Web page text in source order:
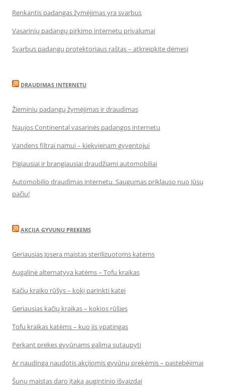
Renkantis padangas žymėjimas yra svarbus
Vasarinių padangų pirkimo internetu privalumai
Svarbus padangų protektoriaus raštas – atkreipkite dėmesį
DRAUDIMAS INTERNETU
Žieminių padangų žymėjimas ir draudimas
Naujos Continental vasarinės padangos internetu
Vandens filtrai namui – kiekvienam gyventojui
Pigiausiai ir brangiausiai draudžiami automobiliai
Automobilio draudimas internetu. Saugumas priklauso nuo Jūsų
pačių!
AKCIJA GYVUNU PREKEMS
Geriausias Josera maistas sterilizuotoms katėms
Augalinė alternatyva katėms – Tofu kraikas
Kačių kraiko rūšys – kokį parinkti katei
Geriausias kačių kraikas – kokios rūšies
Tofu kraikas katėms – kuo jis ypatingas
Perkant prekes gyvūnams galima sutaupyti
Ar naudinga naudotis akcijomis gyvūnų prekėmis – pastebėjimai
Šunų maistas daro įtaką augintinio išvaizdai